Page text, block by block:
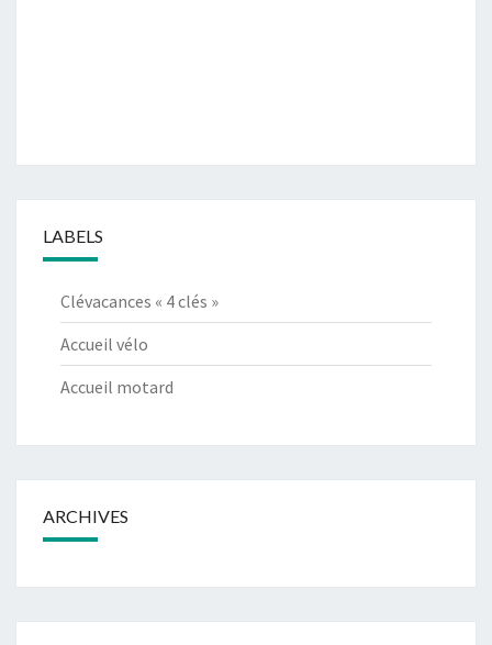
LABELS
Clévacances « 4 clés »
Accueil vélo
Accueil motard
ARCHIVES